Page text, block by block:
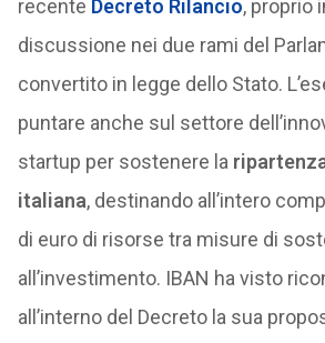
recente Decreto Rilancio, proprio
discussione nei due rami del
convertito in legge dello Stato.
puntare anche sul settore
startup per sostenere la
italiana, destinando all’intero
di euro di risorse tra misure di
all’investimento. IBAN ha visto
all’interno del Decreto la sua